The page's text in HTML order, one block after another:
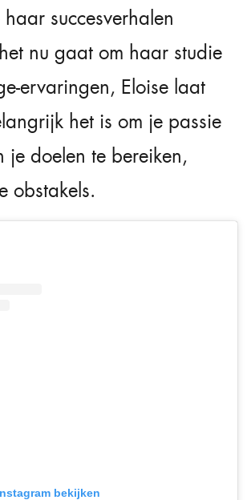
succesverhalen
nu gaat om haar studie
ervaringen, Eloise laat
het is om je passie
je doelen te bereiken,
obstakels.
bekijken